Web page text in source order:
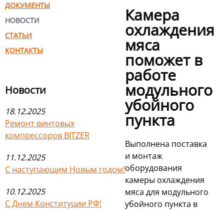
ДОКУМЕНТЫ
НОВОСТИ
СТАТЬИ
КОНТАКТЫ
Новости
18.12.2025
Ремонт винтовых
компрессоров BITZER
11.12.2025
С наступающим Новым годом!
10.12.2025
С Днем Конституции РФ!
Камера
охлаждения
мяса
поможет в
работе
модульного
убойного
пункта
Выполнена поставка
и монтаж
оборудования
камеры охлаждения
мяса для модульного
убойного пункта в